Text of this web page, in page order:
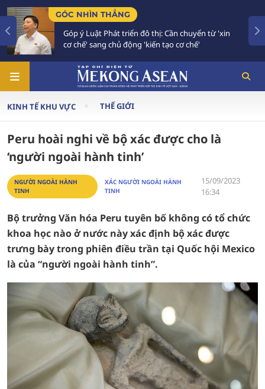
NHÌN THẲNG
ý Luật Phát triển đô thị: Cần chuyển từ 'xin
chế' sang chủ động 'kiến tạo cơ chế'
TIÊU
Bế
vào
KINH TẾ KHU VỰC THẾ GIỚI
Peru hoài nghi về bộ xác được cho là
‘người ngoài hành tinh’
NGƯỜI NGOÀI HÀNH
TINH
XÁC NGƯỜI NGOÀI HÀNH
TINH
15/09/2023
16:34
Bộ trưởng Văn hóa Peru tuyên bố không có tổ chức
khoa học nào ở nước này xác định bộ xác được
trưng bày trong phiên điều trần tại Quốc hội Mexico
là của “người ngoài hành tinh”.